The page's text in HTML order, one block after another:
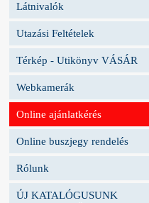
Látnivalók
Utazási Feltételek
Térkép - Utikönyv VÁSÁR
Webkamerák
Online ajánlatkérés
Online buszjegy rendelés
Rólunk
ÚJ KATALÓGUSUNK